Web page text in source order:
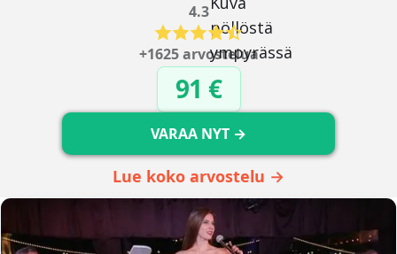
4.3
+1625 arvostelua
91 €
VARAA NYT →
Lue koko arvostelu →